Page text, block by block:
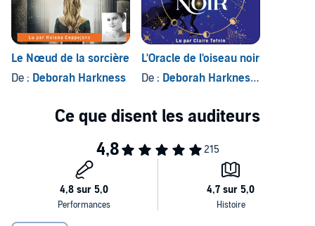
Le Nœud de la sorcière
De : Deborah Harkness
L'Oracle de l'oiseau noir
De : Deborah Harkness , et autres